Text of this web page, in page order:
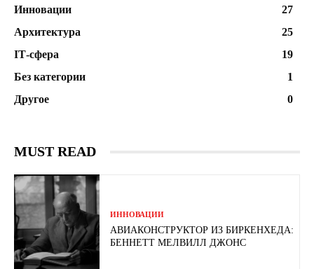
Инновации
27
Архитектура
25
ІТ-сфера
19
Без категории
1
Другое
0
MUST READ
ИННОВАЦИИ
АВИАКОНСТРУКТОР ИЗ БИРКЕНХЕДА:
БЕННЕТТ МЕЛВИЛЛ ДЖОНС